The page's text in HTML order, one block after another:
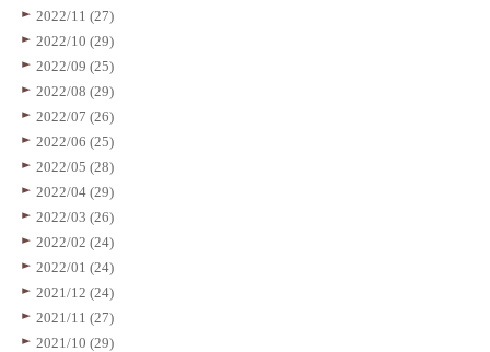
2022/11 (27)
2022/10 (29)
2022/09 (25)
2022/08 (29)
2022/07 (26)
2022/06 (25)
2022/05 (28)
2022/04 (29)
2022/03 (26)
2022/02 (24)
2022/01 (24)
2021/12 (24)
2021/11 (27)
2021/10 (29)